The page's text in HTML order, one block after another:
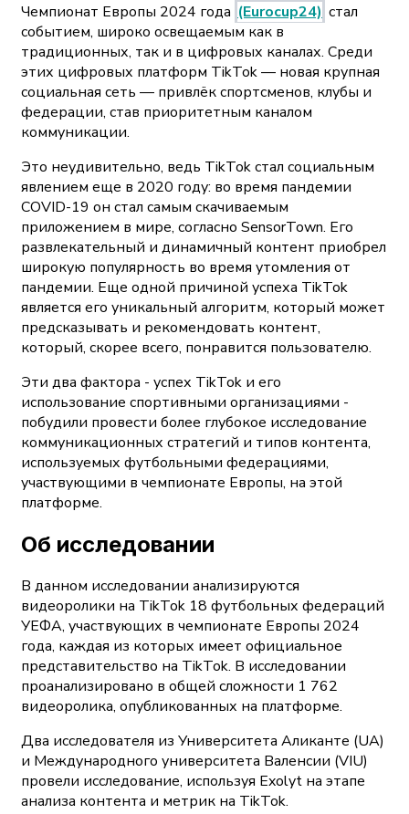
Чемпионат Европы 2024 года (Eurocup24) стал
событием, широко освещаемым как в
традиционных, так и в цифровых каналах. Среди
этих цифровых платформ TikTok — новая крупная
социальная сеть — привлёк спортсменов, клубы и
федерации, став приоритетным каналом
коммуникации.
Это неудивительно, ведь TikTok стал социальным
явлением еще в 2020 году: во время пандемии
COVID-19 он стал самым скачиваемым
приложением в мире, согласно SensorTown. Его
развлекательный и динамичный контент приобрел
широкую популярность во время утомления от
пандемии. Еще одной причиной успеха TikTok
является его уникальный алгоритм, который может
предсказывать и рекомендовать контент,
который, скорее всего, понравится пользователю.
Эти два фактора - успех TikTok и его
использование спортивными организациями -
побудили провести более глубокое исследование
коммуникационных стратегий и типов контента,
используемых футбольными федерациями,
участвующими в чемпионате Европы, на этой
платформе.
Об исследовании
В данном исследовании анализируются
видеоролики на TikTok 18 футбольных федераций
УЕФА, участвующих в чемпионате Европы 2024
года, каждая из которых имеет официальное
представительство на TikTok. В исследовании
проанализировано в общей сложности 1 762
видеоролика, опубликованных на платформе.
Два исследователя из Университета Аликанте (UA)
и Международного университета Валенсии (VIU)
провели исследование, используя Exolyt на этапе
анализа контента и метрик на TikTok.